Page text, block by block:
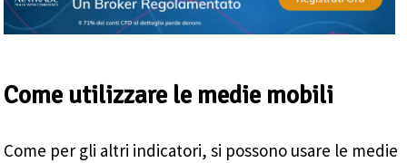
Come utilizzare le medie mobili
Come per gli altri indicatori, si possono usare le medie